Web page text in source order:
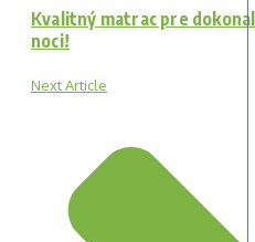
Kvalitný matrac pre
noci!
Next Article